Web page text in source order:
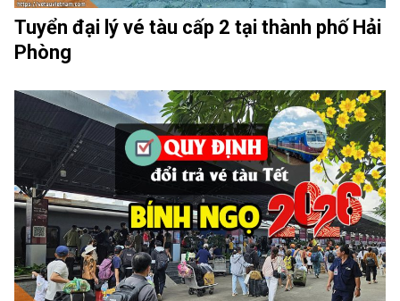
Tuyển đại lý vé tàu cấp 2 tại thành phố Hải
Phòng